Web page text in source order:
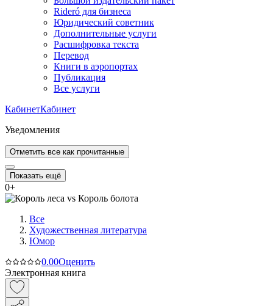
Rideró для бизнеса
Юридический советник
Дополнительные услуги
Расшифровка текста
Перевод
Книги в аэропортах
Публикация
Все услуги
КабинетКабинет
Уведомления
Отметить все как прочитанные
Показать ещё
0+
Все
Художественная литература
Юмор
0.00Оценить
Электронная книга